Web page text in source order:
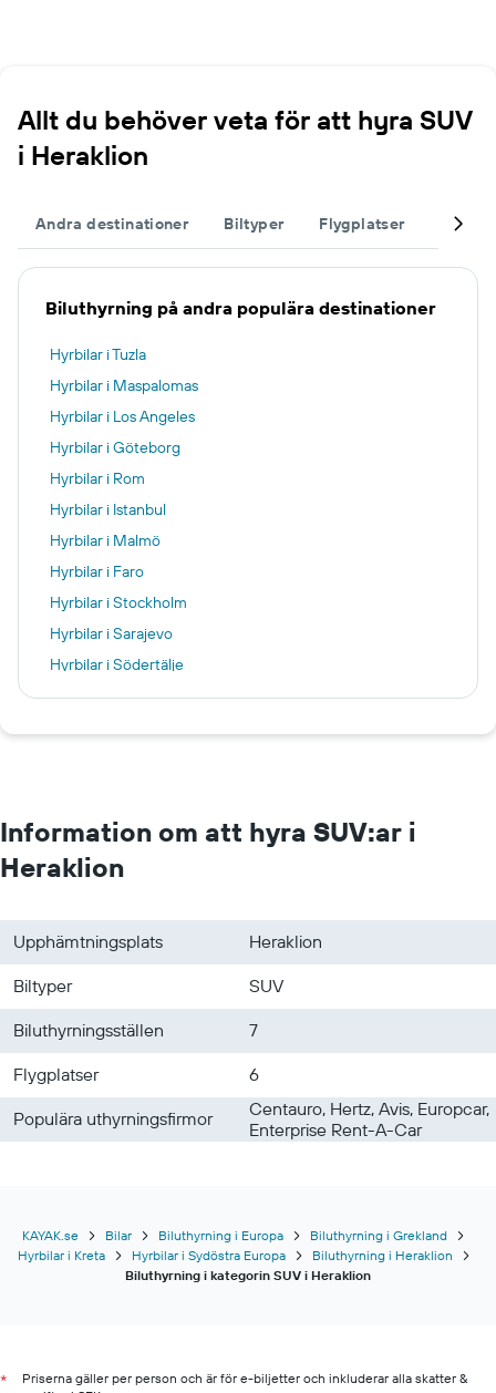
Allt du behöver veta för att hyra SUV
i Heraklion
Andra destinationer Biltyper Flygplatser
Biluthyrning på andra populära destinationer
Hyrbilar i Tuzla
Hyrbilar i Maspalomas
Hyrbilar i Los Angeles
Hyrbilar i Göteborg
Hyrbilar i Rom
Hyrbilar i Istanbul
Hyrbilar i Malmö
Hyrbilar i Faro
Hyrbilar i Stockholm
Hyrbilar i Sarajevo
Hyrbilar i Södertälje
Hyrbilar i Borås
Information om att hyra SUV:ar i
Heraklion
Upphämtningsplats
Heraklion
Biltyper
SUV
Biluthyrningsställen
7
Flygplatser
6
Populära uthyrningsfirmor
Centauro, Hertz, Avis, Europcar,
Enterprise Rent-A-Car
KAYAK.se Bilar Biluthyrning i Europa
Biluthyrning i Grekland
Hyrbilar i Kreta
Hyrbilar i Sydöstra Europa
Biluthyrning i Heraklion
Biluthyrning i kategorin SUV i Heraklion
*
Priserna gäller per person och är för e-biljetter och inkluderar alla skatter &